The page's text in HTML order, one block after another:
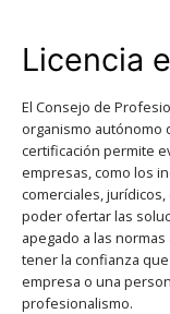
Licencia
El Consejo de
organismo autónomo
certificación permite
empresas, como los
comerciales,
poder ofertar las
apegado a las
tener la confianza
empresa o una
profesionalismo.